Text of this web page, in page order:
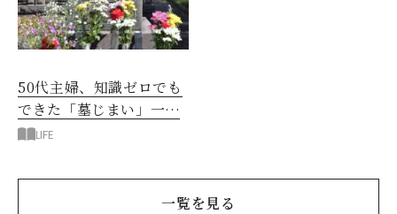
50代主婦、知識ゼロでも
できた「墓じまい」一つ
後悔したのは、ある順
LIFE
一覧を見る